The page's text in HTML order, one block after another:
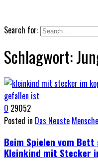
Search for:
Schlagwort:
0 29052
Posted in Das Neuste
Beim Spielen vom
Kleinkind mit Stecker